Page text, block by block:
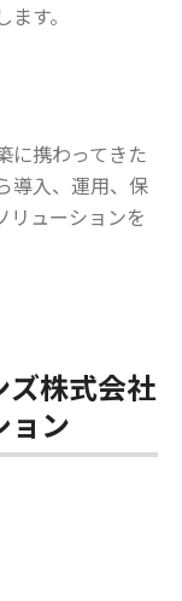
す。
に携わってきた
導入、運用、保
リューションを
ズ株式会社
ョン